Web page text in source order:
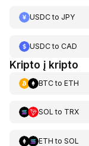
USDCto JPY
USDCto CAD
Kripto į kripto
BTCto ETH
SOL to TRX
ETH to SOL